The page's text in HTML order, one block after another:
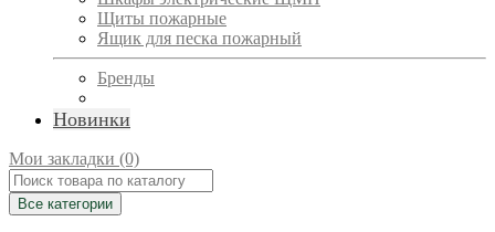
Щиты пожарные
Ящик для песка пожарный
Бренды
Новинки
Мои закладки (0)
Все категории